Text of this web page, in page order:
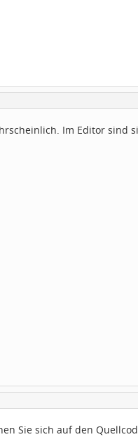
Im Editor sind
Sie sich auf den